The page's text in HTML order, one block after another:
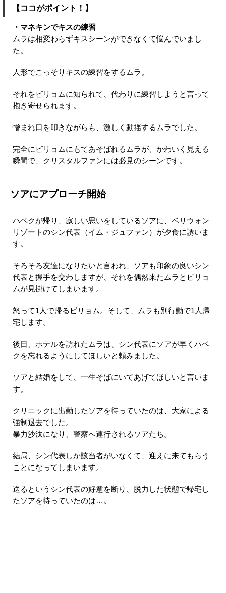
【ココがポイント！】
・マネキンでキスの練習
ムラは相変わらずキスシーンができなくて悩んでいまし
た。
人形でこっそりキスの練習をするムラ。
それをビリョムに知られて、代わりに練習しようと言って
抱き寄せられます。
憎まれ口を叩きながらも、激しく動揺するムラでした。
完全にビリョムにもてあそばれるムラが、かわいく見える
瞬間で、クリスタルファンには必見のシーンです。
ソアにアプローチ開始
ハベクが帰り、寂しい思いをしているソアに、ベリウォン
リゾートのシン代表（イム・ジュファン）が夕食に誘いま
す。
そろそろ友達になりたいと言われ、ソアも印象の良いシン
代表と握手を交わしますが、それを偶然来たムラとビリョ
ムが見掛けてしまいます。
怒って1人で帰るビリョム。そして、ムラも別行動で1人帰
宅します。
後日、ホテルを訪れたムラは、シン代表にソアが早くハベ
クを忘れるようにしてほしいと頼みました。
ソアと結婚をして、一生そばにいてあげてほしいと言いま
す。
クリニックに出勤したソアを待っていたのは、大家による
強制退去でした。
暴力沙汰になり、警察へ連行されるソアたち。
結局、シン代表しか該当者がいなくて、迎えに来てもらう
ことになってしまいます。
送るというシン代表の好意を断り、脱力した状態で帰宅し
たソアを待っていたのは…。